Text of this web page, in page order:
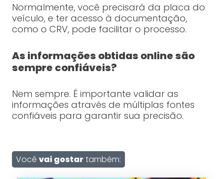
Normalmente, você precisará da placa do
veículo, e ter acesso à documentação,
como o CRV, pode facilitar o processo.
As informações obtidas online são
sempre confiáveis?
Nem sempre. É importante validar as
informações através de múltiplas fontes
confiáveis para garantir sua precisão.
Você vai gostar também: